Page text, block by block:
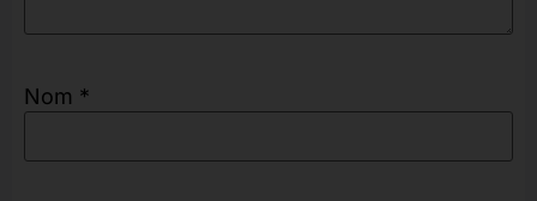
Nom *